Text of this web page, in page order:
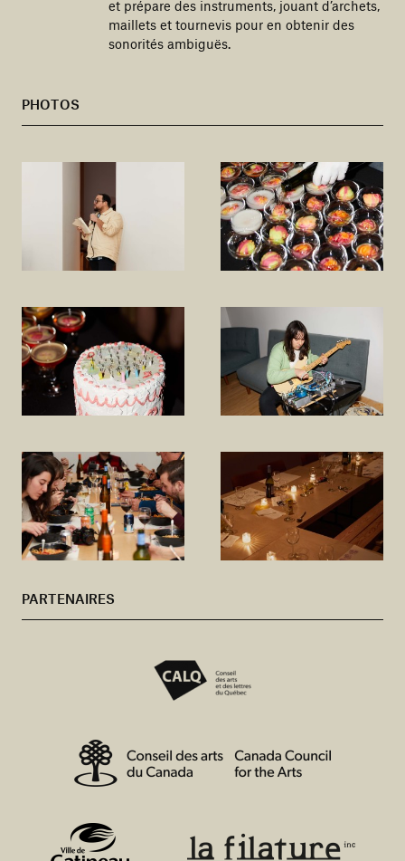
et prépare des instruments, jouant d’archets,
maillets et tournevis pour en obtenir des
sonorités ambiguës.
PHOTOS
PARTENAIRES